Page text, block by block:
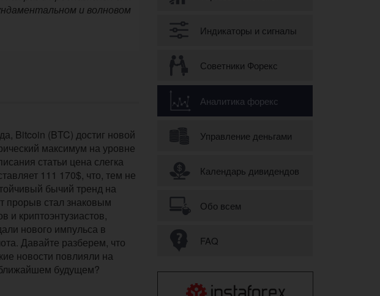
Индикаторы и сигналы
Советники Форекс
Аналитика форекс
Управление деньгами
Календарь дивидендов
Обо всем
FAQ
и волновом
Bitcoin (BTC) достиг новой
максимум на уровне
статьи цена слегка
111 170$, что, тем не
бычий тренд на
прорыв стал знаковым
и криптоэнтузиастов,
нового импульса в
Давайте разберем, что
новости повлияли на
будущем?